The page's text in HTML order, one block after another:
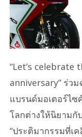
“Let’s celebrate
anniversary” ร่ว
แบรนด์มอเตอร์ไ
โลกต่างให้นิยามกั
“ประติมากรรมที่เ